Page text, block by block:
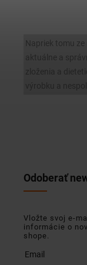
Napriek tomu
aktuálne a
zloženia a
Odoberať
Vložte svoj e-
informácie o
shope.
Email